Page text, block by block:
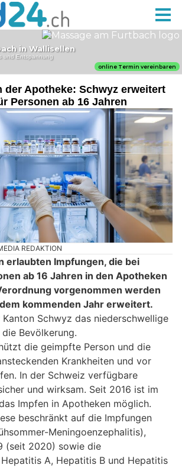
der Apotheke: Schwyz erweitert
Personen ab 16 Jahren
REDAKTION
erlaubten Impfungen, die bei
ab 16 Jahren in den Apotheken
vorgenommen werden
kommenden Jahr erweitert.
Schwyz das niederschwellige
Bevölkerung.
die geimpfte Person und die
Krankheiten und vor
In der Schweiz verfügbare
und wirksam. Seit 2016 ist im
Impfen in Apotheken möglich.
beschränkt auf die Impfungen
Meningoenzephalitis),
(seit 2020) sowie die
A, Hepatitis B und Hepatitis